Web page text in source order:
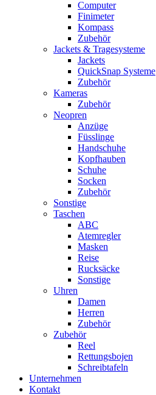
Computer
Finimeter
Kompass
Zubehör
Jackets & Tragesysteme
Jackets
QuickSnap Systeme
Zubehör
Kameras
Zubehör
Neopren
Anzüge
Füsslinge
Handschuhe
Kopfhauben
Schuhe
Socken
Zubehör
Sonstige
Taschen
ABC
Atemregler
Masken
Reise
Rucksäcke
Sonstige
Uhren
Damen
Herren
Zubehör
Zubehör
Reel
Rettungsbojen
Schreibtafeln
Unternehmen
Kontakt